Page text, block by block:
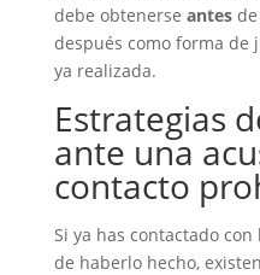
debe obtenerse antesde
después como forma de
ya realizada.
Estrategias
ante una
contacto
Si ya has contactado
de haberlo hecho,